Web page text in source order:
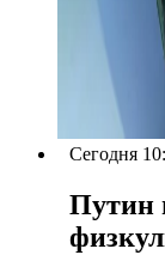
Сегодня
Путин